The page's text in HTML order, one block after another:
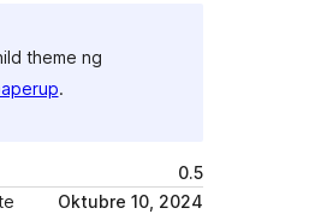
theme ng
.
0.5
Oktubre 10, 2024